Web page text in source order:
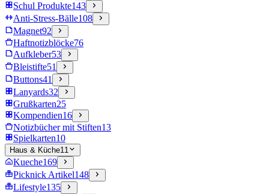
Schul Produkte143
Anti-Stress-Bälle108
Magnet92
Haftnotizblöcke76
Aufkleber53
Bleistifte51
Buttons41
Lanyards32
Grußkarten25
Kompendien16
Notizbücher mit Stiften13
Spielkarten10
Haus & Küche11
Kueche169
Picknick Artikel148
Lifestyle135